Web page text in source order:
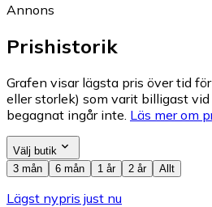
Annons
Prishistorik
Grafen visar lägsta pris över tid
eller storlek) som varit billigast
begagnat ingår inte. Läs mer om
Välj butik
3 mån
6 mån 1 år 2 år Allt
Lägst nypris just nu